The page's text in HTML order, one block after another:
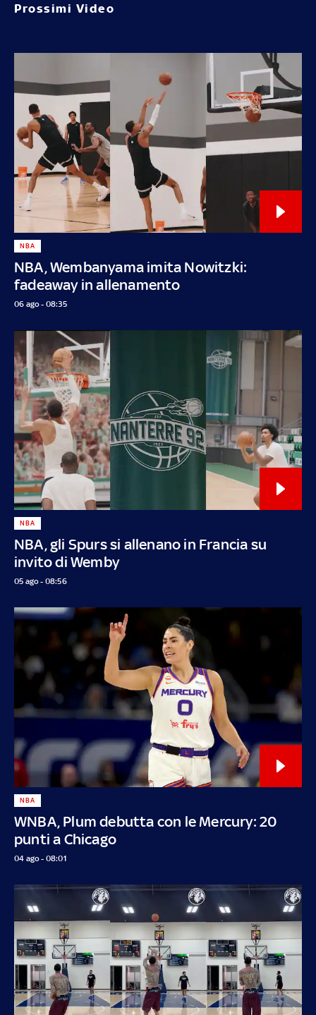
Prossimi Video
NBA, Wembanyama imita Nowitzki:
fadeaway in allenamento
NBA
06 ago - 08:35
NBA, gli Spurs si allenano in Francia su
invito di Wemby
NBA
05 ago - 08:56
WNBA, Plum debutta con le Mercury: 20
punti a Chicago
NBA
04 ago - 08:01